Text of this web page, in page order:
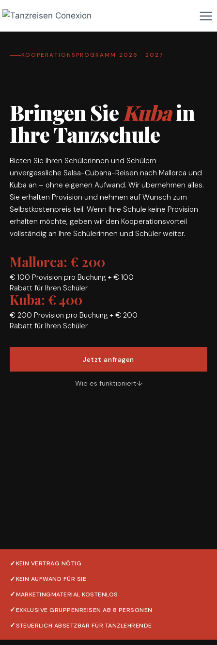
Inhalt
springen
KOOPERATIONSPROGRAMM 2026 · 2027
Bringen SieKubain
Ihre Tanzschule
Bieten Sie Ihren Schülerinnen und Schülern
unvergessliche Salsa-Cubana-Reisen nach Mallorca und
Kuba an – ohne eigenen Aufwand. Wir übernehmen alles.
Sie erhalten Provision und nehmen auf Wunsch zum
Selbstkostenpreis teil. Wenn Ihre Schule keine Provision
erhalten möchte, geben wir den Kooperationsvorteil
vollständig an Ihre Schülerinnen und Schüler weiter.
Mallorca: € 200
€ 100 Provision pro Buchung + € 100
Rabatt für Ihren Schüler
Kuba: € 400
€ 200 Provision pro Buchung + € 200
Rabatt für Ihren Schüler
Jetzt anfragen
Wie es funktioniert
KEIN VERTRAG NÖTIG
KEIN AUFWAND FÜR SIE
MARKETINGMATERIAL KOSTENLOS
EXKLUSIVE GRUPPENREISEN AB 8 PERSONEN
STEUERLICH ABSETZBAR FÜR TANZLEHRENDE